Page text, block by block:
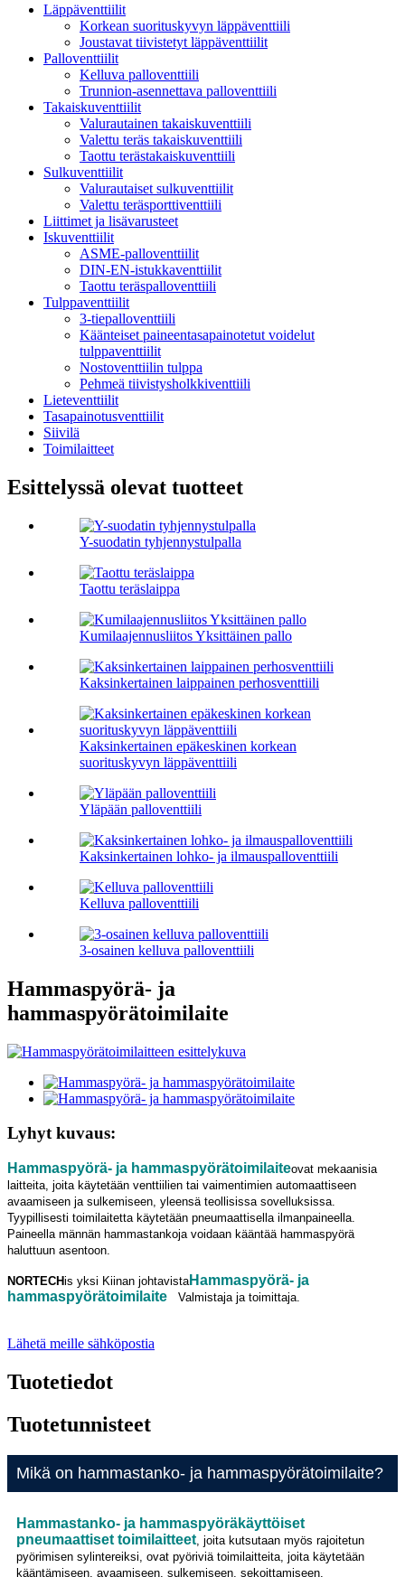
Läppäventtiilit
Korkean suorituskyvyn läppäventtiili
Joustavat tiivistetyt läppäventtiilit
Palloventtiilit
Kelluva palloventtiili
Trunnion-asennettava palloventtiili
Takaiskuventtiilit
Valurautainen takaiskuventtiili
Valettu teräs takaiskuventtiili
Taottu terästakaiskuventtiili
Sulkuventtiilit
Valurautaiset sulkuventtiilit
Valettu teräsporttiventtiili
Liittimet ja lisävarusteet
Iskuventtiilit
ASME-palloventtiilit
DIN-EN-istukkaventtiilit
Taottu teräspalloventtiili
Tulppaventtiilit
3-tiepalloventtiili
Käänteiset paineentasapainotetut voidelut
tulppaventtiilit
Nostoventtiilin tulppa
Pehmeä tiivistysholkkiventtiili
Lieteventtiilit
Tasapainotusventtiilit
Siivilä
Toimilaitteet
Esittelyssä olevat tuotteet
Y-suodatin tyhjennystulpalla
Taottu teräslaippa
Kumilaajennusliitos Yksittäinen pallo
Kaksinkertainen laippainen perhosventtiili
Kaksinkertainen epäkeskinen korkean
suorituskyvyn läppäventtiili
Yläpään palloventtiili
Kaksinkertainen lohko- ja ilmauspalloventtiili
Kelluva palloventtiili
3-osainen kelluva palloventtiili
Hammaspyörä- ja
hammaspyörätoimilaite
Lyhyt kuvaus:
Hammaspyörä- ja hammaspyörätoimilaiteovat mekaanisia
laitteita, joita käytetään venttiilien tai vaimentimien automaattiseen
avaamiseen ja sulkemiseen, yleensä teollisissa sovelluksissa.
Tyypillisesti toimilaitetta käytetään pneumaattisella ilmanpaineella.
Paineella männän hammastankoja voidaan kääntää hammaspyörä
haluttuun asentoon.
NORTECHis yksi Kiinan johtavista Hammaspyörä- ja
hammaspyörätoimilaite
Valmistaja ja toimittaja.
Lähetä meille sähköpostia
Tuotetiedot
Tuotetunnisteet
Mikä on hammastanko- ja hammaspyörätoimilaite?
Hammastanko- ja hammaspyöräkäyttöiset
pneumaattiset toimilaitteet , joita kutsutaan myös rajoitetun
pyörimisen sylintereiksi, ovat pyöriviä toimilaitteita, joita käytetään
kääntämiseen, avaamiseen, sulkemiseen, sekoittamiseen,